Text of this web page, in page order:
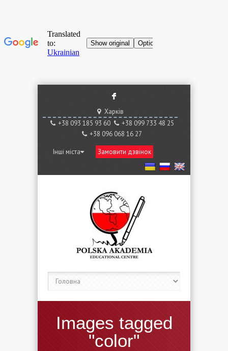
F
Харків
+38 ‎093 185 93 60
+38 ‎099 733 48 25
+38 096 068 16 27
Інші міста Замовити дзвінок
Images tagged
"color"